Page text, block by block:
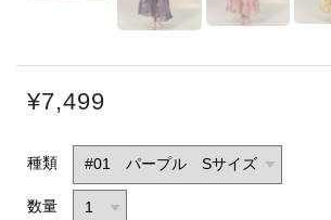
¥7,499
種類
数量